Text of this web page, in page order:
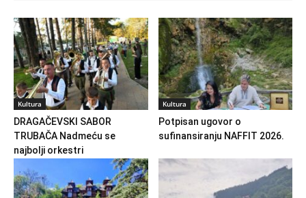
Kultura
DRAGAČEVSKI SABOR
TRUBAČA Nadmeću se
najbolji orkestri
Kultura
Potpisan ugovor o
sufinansiranju NAFFIT 2026.